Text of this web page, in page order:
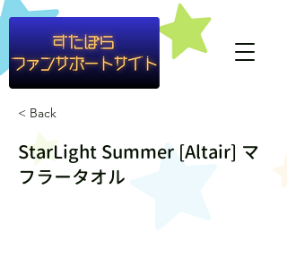
#container1{ background-color: rgba(255,255,255,0.8) }
< Back
StarLight Summer [Altair] マ
フラータオル